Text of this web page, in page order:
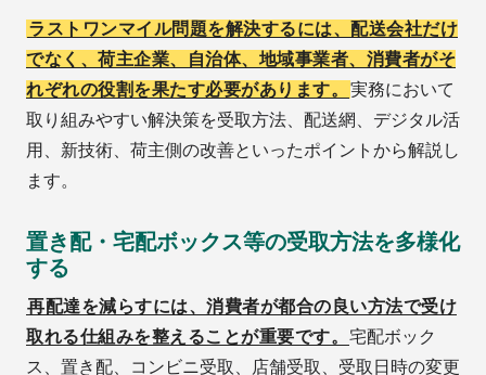
ラストワンマイル問題を解決するには、配送会社だけ
でなく、荷主企業、自治体、地域事業者、消費者がそ
れぞれの役割を果たす必要があります。
実務において
取り組みやすい解決策を受取方法、配送網、デジタル活
用、新技術、荷主側の改善といったポイントから解説し
ます。
置き配・宅配ボックス等の受取方法を多様化
する
再配達を減らすには、消費者が都合の良い方法で受け
取れる仕組みを整えることが重要です。 宅配ボック
ス、置き配、コンビニ受取、店舗受取、受取日時の変更